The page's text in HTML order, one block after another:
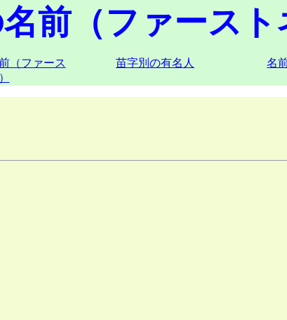
前（ファースト
（ファース
苗字別の有名人 名